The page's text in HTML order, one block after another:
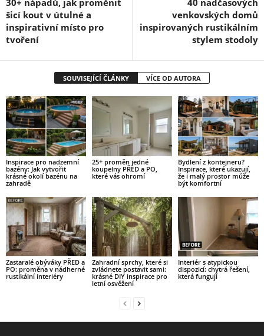
30+ nápadů, jak proměnit
šicí kout v útulné a
inspirativní místo pro
tvoření
40 nadčasových
venkovských domů
inspirovaných rustikálním
stylem stodoly
SOUVISEJÍCÍ ČLÁNKY VÍCE OD AUTORA
Inspirace pro nadzemní
bazény: Jak vytvořit
krásné okolí bazénu na
zahradě
25+ proměn jedné
koupelny PŘED a PO,
které vás ohromí
Bydlení z kontejneru?
Inspirace, které ukazují,
že i malý prostor může
být komfortní
Zastaralé obýváky PŘED a
PO: proměna v nádherné
rustikální interiéry
Zahradní sprchy, které si
zvládnete postavit sami:
krásné DIY inspirace pro
letní osvěžení
Interiér s atypickou
dispozicí: chytrá řešení,
která fungují